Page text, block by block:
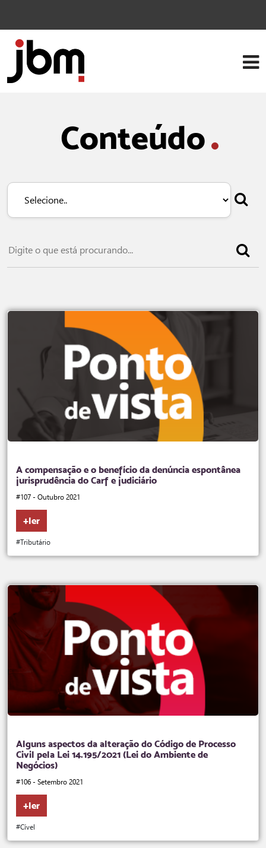
Conteúdo
A compensação e o benefício da denúncia espontânea
jurisprudência do Carf e judiciário
#107 - Outubro 2021
+ler
#Tributário
Alguns aspectos da alteração do Código de Processo
Civil pela Lei 14.195/2021 (Lei do Ambiente de
Negócios)
#106 - Setembro 2021
+ler
#Cível